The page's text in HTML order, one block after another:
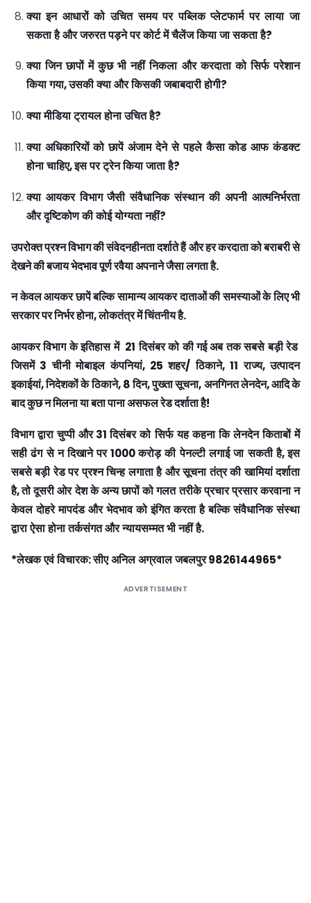
क्या इन आधारों को उचित समय पर पब्लिक प्लेटफार्म पर लाया जा
सकताहै औरजरुरतपड़नेपरकोर्टमेंचैलेंजकियाजासकताहै?
क्या जिन छापों में कुछ भी नहीं निकला और करदाता को सिर्फ परेशान
कियागया,उसकीक्या औरकिसकीजबाबदारीहोगी?
क्यामीडियाट्रायलहोनाउचितहै?
क्या अधिकारियों को छापें अंजाम देने से पहले कैसा कोड आफ कंडक्ट
होनाचाहिए,इसपरट्रेनकियाजाताहै?
क्या आयकर विभाग जैसी संवैधानिक संस्थान की अपनी आत्मनिर्भरता
औरदृष्टिकोणकीकोईयोग्यतानहीं?
उपरोक्त प्रश्न विभाग की संवेदनहीनता दर्शाते हैं और हर करदाता को बराबरी से
देखने की बजाय भेदभाव पूर्ण रवैया अपनाने जैसा लगता है.
न केवल आयकर छापें बल्कि सामान्य आयकर दाताओं की समस्याओं के लिए भी
सरकार पर निर्भर होना,लोकतंत्र में चिंतनीय है.
आयकर विभाग के इतिहास में 21दिसंबर को की गई अब तक सबसे बड़ी रेड
जिसमें 3चीनी मोबाइल कंपनियां, 25शहर/ठिकाने,11राज्य,उत्पादन
इकाईयां,निदेशकों के ठिकाने,8दिन,पुख्ता सूचना,अनगिनत लेनदेन,आदि के
बाद कुछ न मिलना या बता पाना असफल रेड दर्शाता है!
विभाग द्वारा चुप्पी और31दिसंबर को सिर्फ यह कहना कि लेनदेन किताबों में
सही ढंग से न दिखाने पर1000करोड़ की पेनल्टी लगाई जा सकती है,इस
सबसे बड़ी रेड पर प्रश्न चिन्ह लगाता है और सूचना तंत्र की खामियां दर्शाता
है,तोदूसरीओरदेशके अन्यछापोंकोगलततरीकेप्रचारप्रसारकरवानान
केवल दोहरे मापदंड और भेदभाव को इंगित करता है बल्कि संवैधानिक संस्था
द्वाराऐसाहोनातर्कसंगतऔरन्यायसम्मतभीनहींहै.
*लेखकएवंविचारक:सीएअनिलअग्रवालजबलपुर9826144965*
ADVERTISEMENT